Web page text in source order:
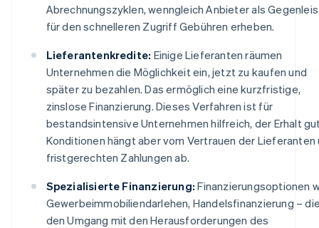
Abrechnungszyklen, wenngleich Anbieter als
für den schnelleren Zugriff Gebühren erheben.
Lieferantenkredite: Einige Lieferanten räumen
Unternehmen die Möglichkeit ein, jetzt zu kaufen und
später zu bezahlen. Das ermöglich eine kurzfristige,
zinslose Finanzierung. Dieses Verfahren ist für
bestandsintensive Unternehmen hilfreich, der Erhalt
Konditionen hängt aber vom Vertrauen der Lieferanten
fristgerechten Zahlungen ab.
Spezialisierte Finanzierung: Finanzierungsoptionen
Gewerbeimmobiliendarlehen, Handelsfinanzierung –
den Umgang mit den Herausforderungen des